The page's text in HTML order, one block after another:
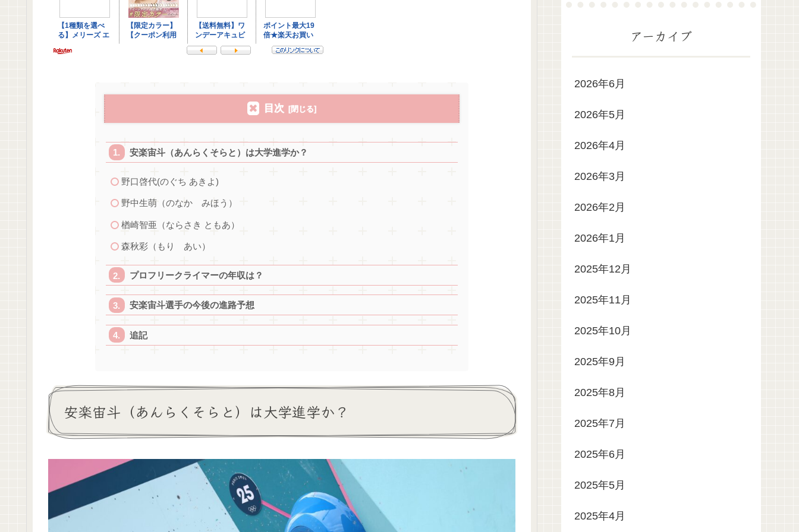
目次
安楽宙斗（あんらくそらと）は大学進学か？
野口啓代(のぐち あきよ)
野中生萌（のなか みほう）
楢崎智亜（ならさき ともあ）
森秋彩（もり あい）
プロフリークライマーの年収は？
安楽宙斗選手の今後の進路予想
追記
安楽宙斗（あんらくそらと）は大学進学か？
アーカイブ
2026年6月
2026年5月
2026年4月
2026年3月
2026年2月
2026年1月
2025年12月
2025年11月
2025年10月
2025年9月
2025年8月
2025年7月
2025年6月
2025年5月
2025年4月